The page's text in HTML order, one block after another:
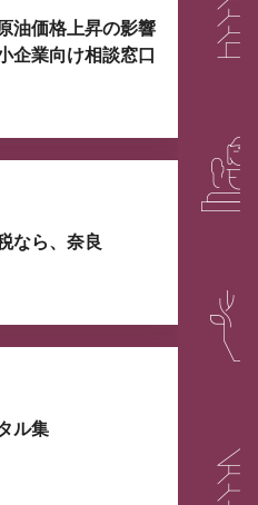
油価格上昇の影響
企業向け相談窓口
なら、奈良
ル集